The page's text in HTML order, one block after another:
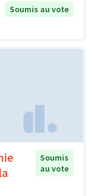
Soumis au vote
Soumis
au vote